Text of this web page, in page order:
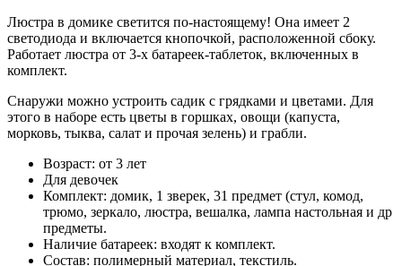
Люстра в домике светится по-настоящему! Она имеет 2
светодиода и включается кнопочкой, расположенной сбоку.
Работает люстра от 3-х батареек-таблеток, включенных в
комплект.
Снаружи можно устроить садик с грядками и цветами. Для
этого в наборе есть цветы в горшках, овощи (капуста,
морковь, тыква, салат и прочая зелень) и грабли.
Возраст: от 3 лет
Для девочек
Комплект: домик, 1 зверек, 31 предмет (стул, комод,
трюмо, зеркало, люстра, вешалка, лампа настольная и др
предметы.
Наличие батареек: входят к комплект.
Состав: полимерный материал, текстиль.